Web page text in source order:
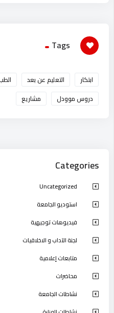
Tags
ابتكار التعليم عن بعد
دروس موودل
مشاريع
Categories
Uncategorized
استوديو الجامعة
فيديوهات توجيهية
لجنة الآداب و الاخلاقيات
متابعات إعلامية
محاضرات
نشاطات الجامعة